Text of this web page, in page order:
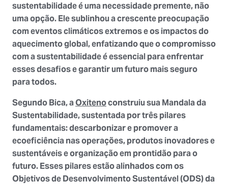
sustentabilidade é uma necessidade premente, não
uma opção. Ele sublinhou a crescente preocupação
com eventos climáticos extremos e os impactos do
aquecimento global, enfatizando que o compromisso
com a sustentabilidade é essencial para enfrentar
esses desafios e garantir um futuro mais seguro
para todos.
Segundo Bica, aOxitenoconstruiu sua Mandala da
Sustentabilidade, sustentada por três pilares
fundamentais: descarbonizar e promover a
ecoeficiência nas operações, produtos inovadores e
sustentáveis e organização em prontidão para o
futuro. Esses pilares estão alinhados com os
Objetivos de Desenvolvimento Sustentável (ODS) da